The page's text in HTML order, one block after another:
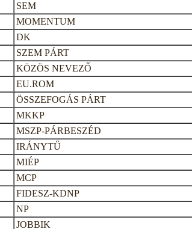
SEM
MOMENTUM
DK
SZEM PÁRT
KÖZÖS NEVEZŐ
EU.ROM
ÖSSZEFOGÁS PÁRT
MKKP
MSZP-PÁRBESZÉD
IRÁNYTŰ
MIÉP
MCP
FIDESZ-KDNP
NP
JOBBIK